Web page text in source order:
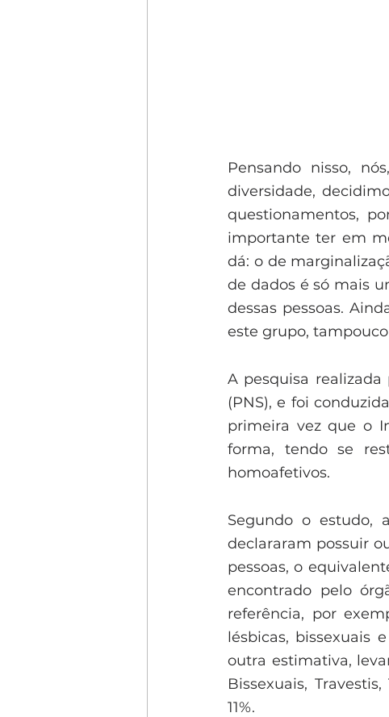
Pensando nisso,
diversidade,
questionamentos,
importante ter em
dá: o de
de dados é só mais
dessas pessoas.
este grupo,
A pesquisa
(PNS), e foi
primeira vez que o
forma, tendo se
homoafetivos.
Segundo o estudo,
declararam possuir
pessoas, o
encontrado pelo
referência, por
lésbicas, bissexuais
outra estimativa,
Bissexuais,
11%.